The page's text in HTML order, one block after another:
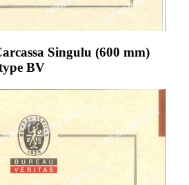
Singulu (600 mm)
BV